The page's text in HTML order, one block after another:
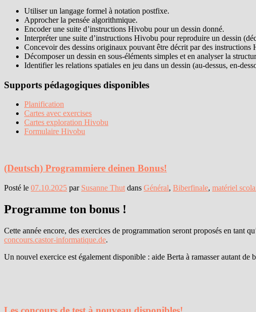
Utiliser un langage formel à notation postfixe.
Approcher la pensée algorithmique.
Encoder une suite d’instructions Hivobu pour un dessin donné.
Interpréter une suite d’instructions Hivobu pour reproduire un dessin
Concevoir des dessins originaux pouvant être décrit par des instructions
Décomposer un dessin en sous-éléments simples et en analyser la
Identifier les relations spatiales en jeu dans un dessin (au-dessus, en-
Supports pédagogiques disponibles
Planification
Cartes avec exercises
Cartes exploration Hivobu
Formulaire Hivobu
(Deutsch) Programmiere deinen Bonus!
Posté le 07.10.2025 par Susanne Thut dans Général, Biberfinale, matériel
Programme ton bonus !
Cette année encore, des exercices de programmation seront proposés en tant
concours.castor-informatique.de.
Un nouvel exercice est également disponible : aide Berta à ramasser autant de